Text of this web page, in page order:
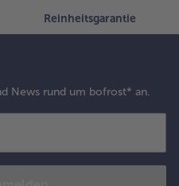
Reinheitsgarantie
News rund um bofrost* an.